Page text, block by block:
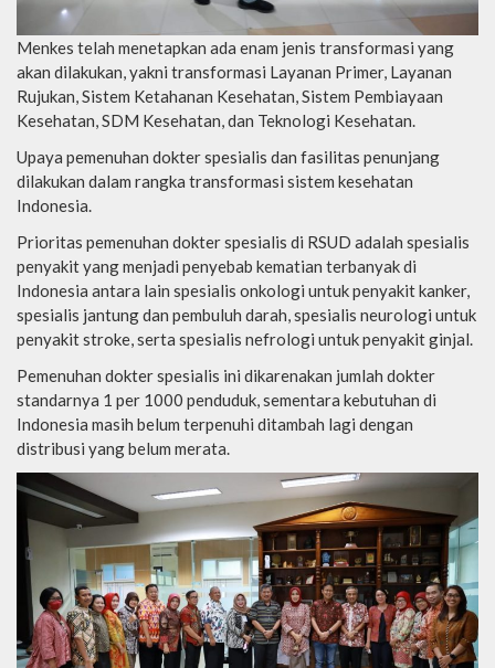
Menkes telah menetapkan ada enam jenis transformasi yang
akan dilakukan, yakni transformasi Layanan Primer, Layanan
Rujukan, Sistem Ketahanan Kesehatan, Sistem Pembiayaan
Kesehatan, SDM Kesehatan, dan Teknologi Kesehatan.
Upaya pemenuhan dokter spesialis dan fasilitas penunjang
dilakukan dalam rangka transformasi sistem kesehatan
Indonesia.
Prioritas pemenuhan dokter spesialis di RSUD adalah spesialis
penyakit yang menjadi penyebab kematian terbanyak di
Indonesia antara lain spesialis onkologi untuk penyakit kanker,
spesialis jantung dan pembuluh darah, spesialis neurologi untuk
penyakit stroke, serta spesialis nefrologi untuk penyakit ginjal.
Pemenuhan dokter spesialis ini dikarenakan jumlah dokter
standarnya 1 per 1000 penduduk, sementara kebutuhan di
Indonesia masih belum terpenuhi ditambah lagi dengan
distribusi yang belum merata.